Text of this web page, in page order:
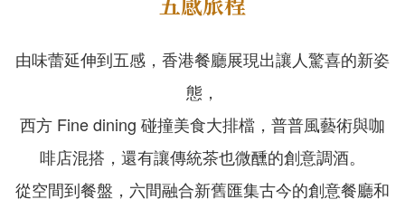
由味蕾延伸到五感，香港餐廳展現出讓人驚喜的新姿
態，
西方 Fine dining 碰撞美食大排檔，普普風藝術與咖
啡店混搭，還有讓傳統茶也微醺的創意調酒。
從空間到餐盤，六間融合新舊匯集古今的創意餐廳和